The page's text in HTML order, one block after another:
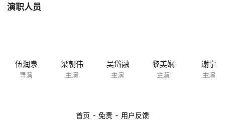
演职人员
伍润泉
导演
梁朝伟
主演
吴岱融
主演
黎美娴
主演
谢宁
主演
首页 - 免责 - 用户反馈